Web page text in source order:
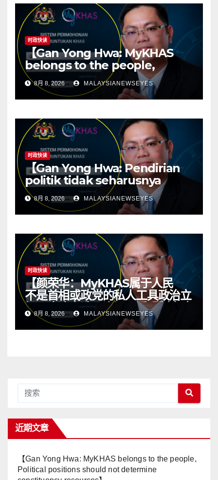
时政快读
【Gan Yong Hwa: MyKHAS
belongs to the people,
Political positions should not
determine constituency
resources】
8月 8, 2026 MALAYSIANEWSEYES
时政快读
【Gan Yong Hwa: Pendirian
politik tidak seharusnya
menentukan sumber
kawasan; ketelusan asas
kepada politik yang sihat】
8月 8, 2026 MALAYSIANEWSEYES
时政快读
【颜荣华：MyKHAS属于人民
不是首相或政党的私人工具政治立
场不应决定选区资源 透明制度才
有健康政治】
8月 8, 2026 MALAYSIANEWSEYES
近期文章
【Gan Yong Hwa: MyKHAS belongs to the people,
Political positions should not determine